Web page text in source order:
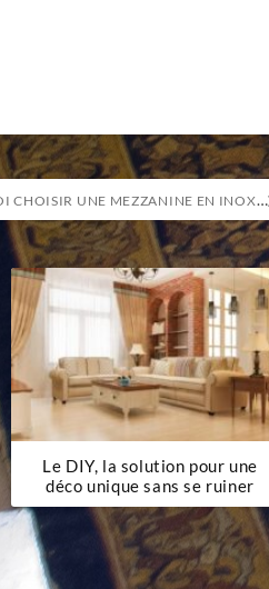
POURQUOI CHOISIR UNE MEZZANINE EN INOX POUR VOTRE INTÉRIEUR ?
Le DIY, la solution pour une
déco unique sans se ruiner